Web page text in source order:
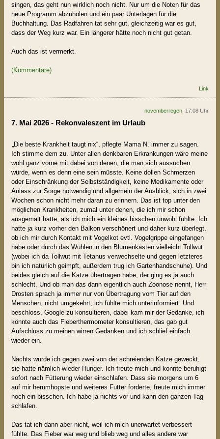
singen, das geht nun wirklich noch nicht. Nur um die Noten für das
neue Programm abzuholen und ein paar Unterlagen für die
Buchhaltung. Das Radfahren tat sehr gut, gleichzeitig war es gut,
dass der Weg kurz war. Ein längerer hätte noch nicht gut getan.
Auch das ist vermerkt.
(Kommentare)
Link
novemberregen , 17:08 Uhr
7. Mai 2026 - Rekonvaleszent im Urlaub
„Die beste Krankheit taugt nix“, pflegte Mama N. immer zu sagen.
Ich stimme dem zu. Unter allen denkbaren Erkrankungen wäre meine
wohl ganz vorne mit dabei von denen, die man sich aussuchen
würde, wenn es denn eine sein müsste. Keine dollen Schmerzen
oder Einschränkung der Selbstständigkeit, keine Medikamente oder
Anlass zur Sorge notwendig und allgemein der Ausblick, sich in zwei
Wochen schon nicht mehr daran zu erinnern. Das ist top unter den
möglichen Krankheiten, zumal unter denen, die ich mir schon
ausgemalt hatte, als ich mich ein kleines bisschen unwohl fühlte. Ich
hatte ja kurz vorher den Balkon verschönert und daher kurz überlegt,
ob ich mir durch Kontakt mit Vogelkot evtl. Vogelgrippe eingefangen
habe oder durch das Wühlen in den Blumenkästen vielleicht Tollwut
(wobei ich da Tollwut mit Tetanus verwechselte und gegen letzteres
bin ich natürlich geimpft, außerdem trug ich Gartenhandschuhe). Und
beides gleich auf die Katze übertragen habe, der ging es ja auch
schlecht. Und ob man das dann eigentlich auch Zoonose nennt, Herr
Drosten sprach ja immer nur von Übertragung vom Tier auf den
Menschen, nicht umgekehrt, ich fühlte mich unterinformiert. Und
beschloss, Google zu konsultieren, dabei kam mir der Gedanke, ich
könnte auch das Fieberthermometer konsultieren, das gab gut
Aufschluss zu meinen wirren Gedanken und ich schlief einfach
wieder ein.
Nachts wurde ich gegen zwei von der schreienden Katze geweckt,
sie hatte nämlich wieder Hunger. Ich freute mich und konnte beruhigt
sofort nach Fütterung wieder einschlafen. Dass sie morgens um 6
auf mir herumhopste und weiteres Futter forderte, freute mich immer
noch ein bisschen. Ich habe ja nichts vor und kann den ganzen Tag
schlafen.
Das tat ich dann aber nicht, weil ich mich unerwartet verbessert
fühlte. Das Fieber war weg und blieb weg und alles andere war